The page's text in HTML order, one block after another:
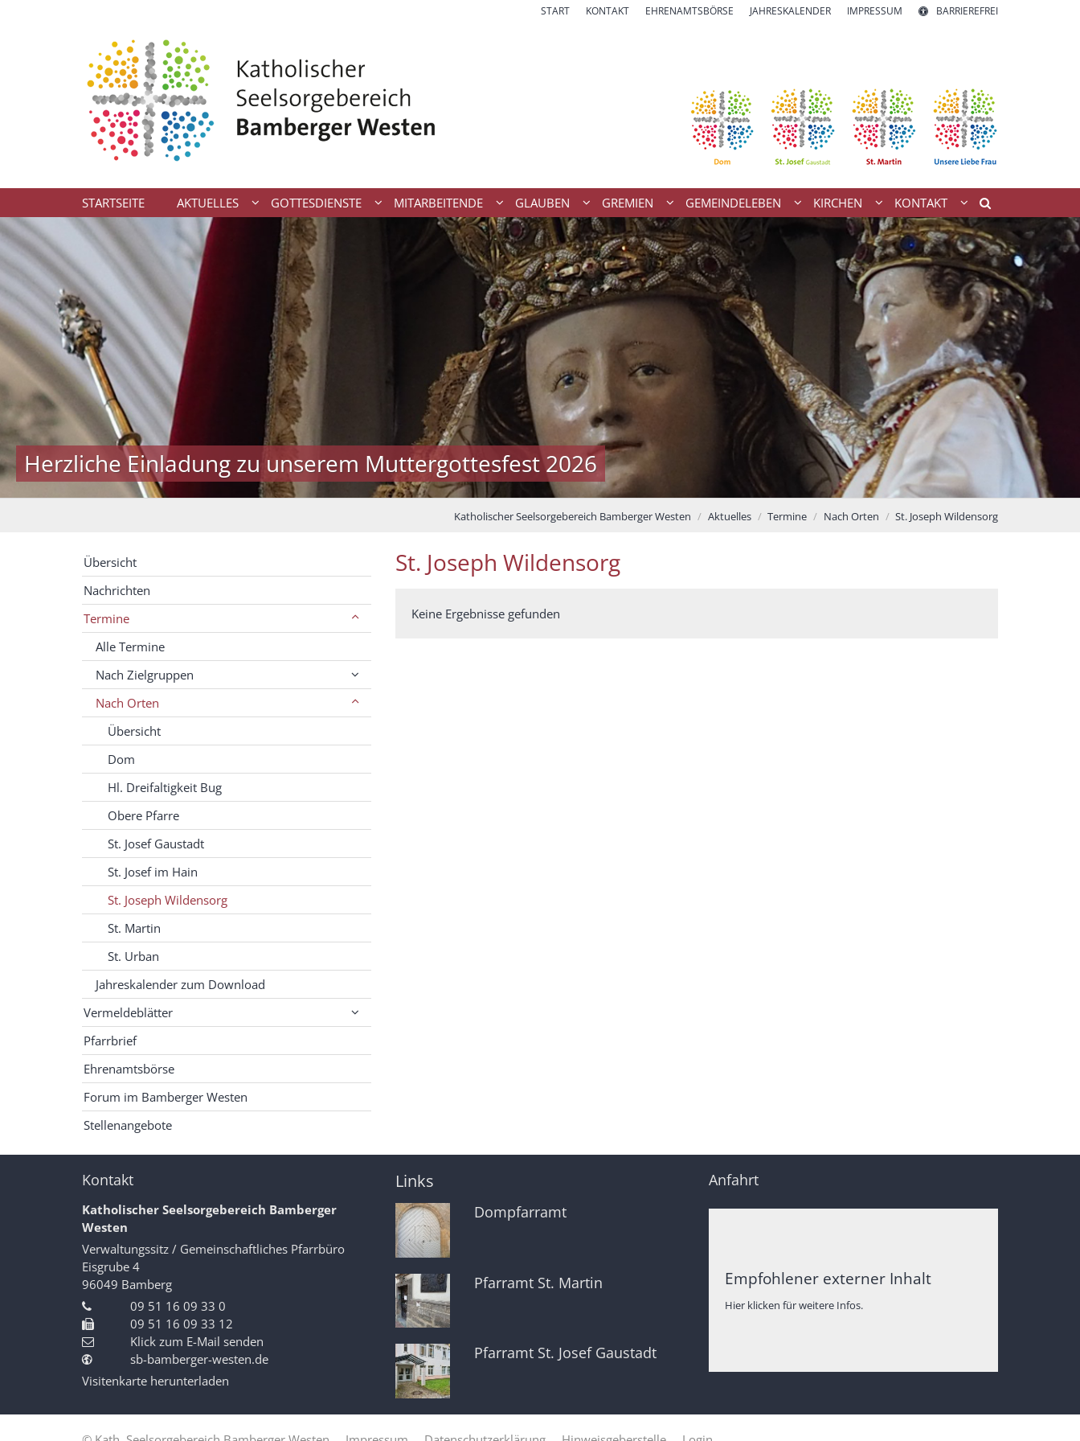
START KONTAKT EHRENAMTSBÖRSE JAHRESKALENDER IMPRESSUM BARRIEREFREI
STARTSEITE AKTUELLES GOTTESDIENSTE MITARBEITENDE GLAUBEN GREMIEN GEMEINDELEBEN KIRCHEN KONTAKT
Herzliche Einladung zu unserem Muttergottesfest 2026
Katholischer Seelsorgebereich Bamberger Westen Aktuelles Termine Nach Orten St. Joseph Wildensorg
St. Joseph Wildensorg
Keine Ergebnisse gefunden
Übersicht
Nachrichten
Termine
Alle Termine
Nach Zielgruppen
Nach Orten
Übersicht
Dom
Hl. Dreifaltigkeit Bug
Obere Pfarre
St. Josef Gaustadt
St. Josef im Hain
St. Joseph Wildensorg
St. Martin
St. Urban
Jahreskalender zum Download
Vermeldeblätter
Pfarrbrief
Ehrenamtsbörse
Forum im Bamberger Westen
Stellenangebote
Kontakt
Katholischer Seelsorgebereich Bamberger
Westen
Verwaltungssitz / Gemeinschaftliches Pfarrbüro
Eisgrube 4
96049 Bamberg
09 51 16 09 33 0
09 51 16 09 33 12
Klick zum E-Mail senden
sb-bamberger-westen.de
Visitenkarte herunterladen
Links
Dompfarramt
Pfarramt St. Martin
Pfarramt St. Josef Gaustadt
Anfahrt
Empfohlener externer Inhalt
Hier klicken für weitere Infos.